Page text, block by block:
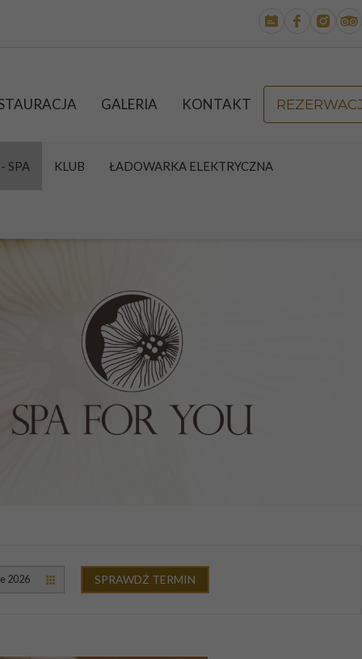
GALERIA KONTAKT
SPA KLUB ŁADOWARKA ELEKTRYCZNA
2026 SPRAWDŹ TERMIN